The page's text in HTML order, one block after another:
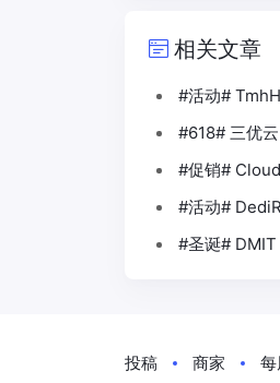
相关文章
#活动#
#618# 三优
#促销#
#活动#
#圣诞#
投稿 商家